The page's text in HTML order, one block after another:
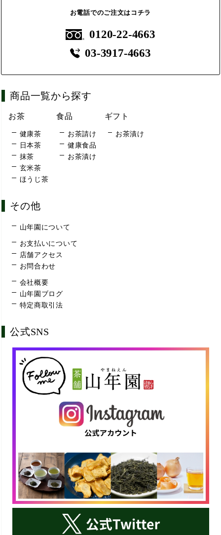
お電話でのご注文はコチラ
0120-22-4663
03-3917-4663
商品一覧から探す
お茶
健康茶
日本茶
抹茶
玄米茶
ほうじ茶
食品
お茶請け
健康食品
お茶漬け
ギフト
お茶漬け
その他
山年園について
お支払いについて
店舗アクセス
お問合わせ
会社概要
山年園ブログ
特定商取引法
公式SNS